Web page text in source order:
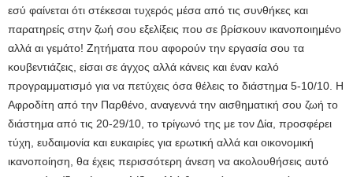
εσύ φαίνεται ότι στέκεσαι τυχερός μέσα από τις συνθήκες και
παρατηρείς στην ζωή σου εξελίξεις που σε βρίσκουν ικανοποιημένο
αλλά αι γεμάτο! Ζητήματα που αφορούν την εργασία σου τα
κουβεντιάζεις, είσαι σε άγχος αλλά κάνεις και έναν καλό
προγραμματισμό για να πετύχεις όσα θέλεις το διάστημα 5-10/10. Η
Αφροδίτη από την Παρθένο, αναγεννά την αισθηματική σου ζωή το
διάστημα από τις 20-29/10, το τρίγωνό της με τον Δία, προσφέρει
τύχη, ευδαιμονία και ευκαιρίες για ερωτική αλλά και οικονομική
ικανοποίηση, θα έχεις περισσότερη άνεση να ακολουθήσεις αυτό